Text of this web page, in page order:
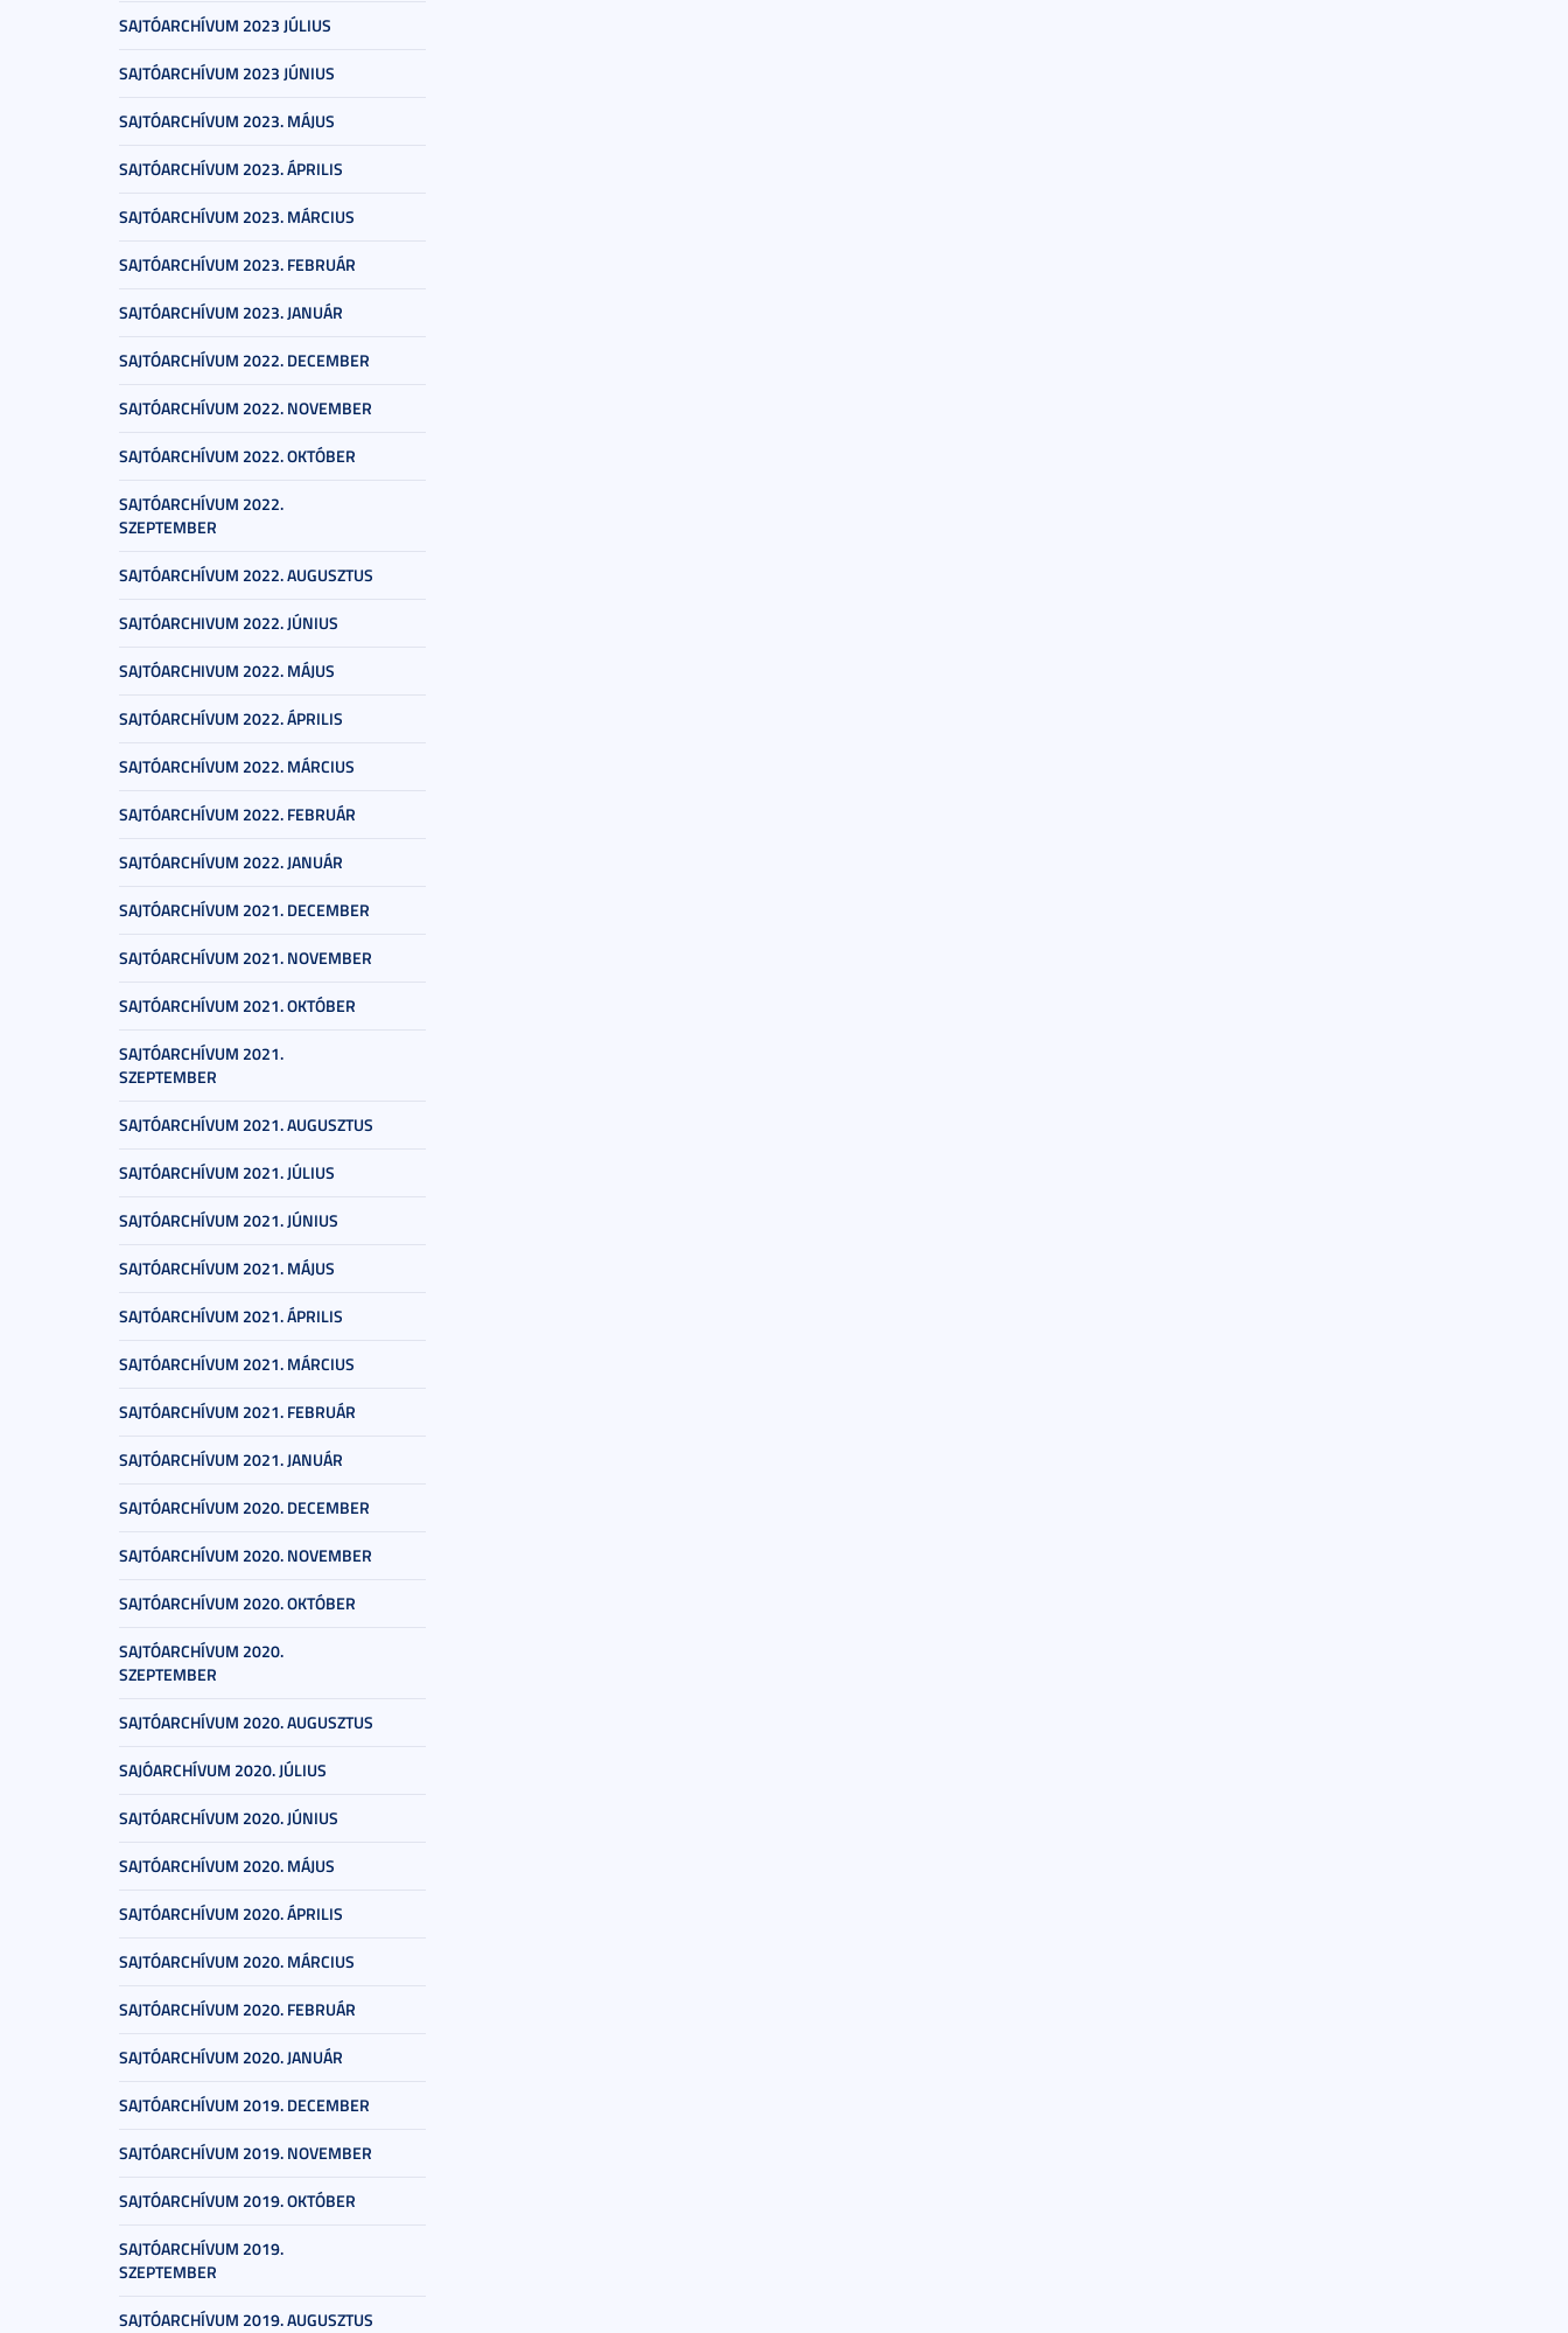
SAJTÓARCHÍVUM 2023 JÚLIUS
SAJTÓARCHÍVUM 2023 JÚNIUS
SAJTÓARCHÍVUM 2023. MÁJUS
SAJTÓARCHÍVUM 2023. ÁPRILIS
SAJTÓARCHÍVUM 2023. MÁRCIUS
SAJTÓARCHÍVUM 2023. FEBRUÁR
SAJTÓARCHÍVUM 2023. JANUÁR
SAJTÓARCHÍVUM 2022. DECEMBER
SAJTÓARCHÍVUM 2022. NOVEMBER
SAJTÓARCHÍVUM 2022. OKTÓBER
SAJTÓARCHÍVUM 2022.
SZEPTEMBER
SAJTÓARCHÍVUM 2022. AUGUSZTUS
SAJTÓARCHIVUM 2022. JÚNIUS
SAJTÓARCHIVUM 2022. MÁJUS
SAJTÓARCHÍVUM 2022. ÁPRILIS
SAJTÓARCHÍVUM 2022. MÁRCIUS
SAJTÓARCHÍVUM 2022. FEBRUÁR
SAJTÓARCHÍVUM 2022. JANUÁR
SAJTÓARCHÍVUM 2021. DECEMBER
SAJTÓARCHÍVUM 2021. NOVEMBER
SAJTÓARCHÍVUM 2021. OKTÓBER
SAJTÓARCHÍVUM 2021.
SZEPTEMBER
SAJTÓARCHÍVUM 2021. AUGUSZTUS
SAJTÓARCHÍVUM 2021. JÚLIUS
SAJTÓARCHÍVUM 2021. JÚNIUS
SAJTÓARCHÍVUM 2021. MÁJUS
SAJTÓARCHÍVUM 2021. ÁPRILIS
SAJTÓARCHÍVUM 2021. MÁRCIUS
SAJTÓARCHÍVUM 2021. FEBRUÁR
SAJTÓARCHÍVUM 2021. JANUÁR
SAJTÓARCHÍVUM 2020. DECEMBER
SAJTÓARCHÍVUM 2020. NOVEMBER
SAJTÓARCHÍVUM 2020. OKTÓBER
SAJTÓARCHÍVUM 2020.
SZEPTEMBER
SAJTÓARCHÍVUM 2020. AUGUSZTUS
SAJÓARCHÍVUM 2020. JÚLIUS
SAJTÓARCHÍVUM 2020. JÚNIUS
SAJTÓARCHÍVUM 2020. MÁJUS
SAJTÓARCHÍVUM 2020. ÁPRILIS
SAJTÓARCHÍVUM 2020. MÁRCIUS
SAJTÓARCHÍVUM 2020. FEBRUÁR
SAJTÓARCHÍVUM 2020. JANUÁR
SAJTÓARCHÍVUM 2019. DECEMBER
SAJTÓARCHÍVUM 2019. NOVEMBER
SAJTÓARCHÍVUM 2019. OKTÓBER
SAJTÓARCHÍVUM 2019.
SZEPTEMBER
SAJTÓARCHÍVUM 2019. AUGUSZTUS